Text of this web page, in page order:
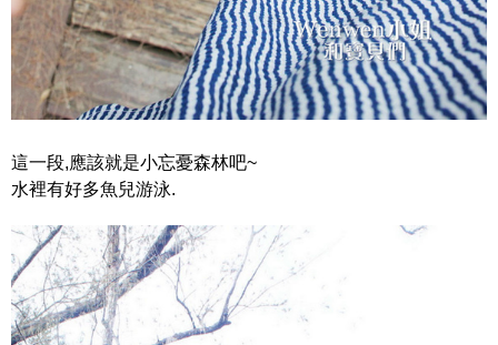
這一段,應該就是小忘憂森林吧~
水裡有好多魚兒游泳.